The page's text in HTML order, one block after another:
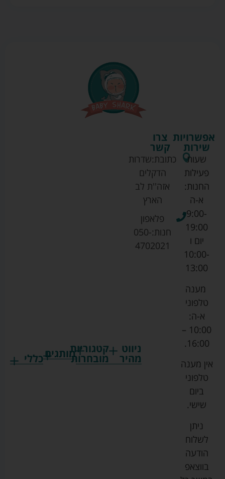
ניווט
מהיר
קטגוריות
מובחרותמותגים
גרקו
כללי
צרו
קשר
כתובת:שדרות
הדקלים
אזה''ת לב
הארץ
פלאפון
חנות:050-
4702021
אפשרויות
שירות
שעות
פעילות
החנות:
א-ה
9:00-
19:00
יום ו
10:00-
13:00
מענה
טלפוני
א-ה:
10:00 –
16:00.
אין מענה
טלפוני
ביום
שישי.
ניתן
לשלוח
הודעה
בווצאפ